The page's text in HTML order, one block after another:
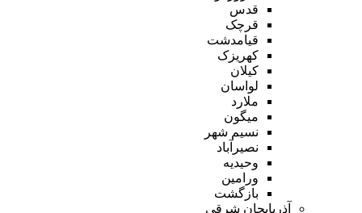
قدس
قرچک
قیامدشت
کهریزک
کیلان
لواسان
ملارد
میگون
نسیم شهر
نصیرآباد
وحیدیه
ورامین
بازگشت
آذربایجان شرقی